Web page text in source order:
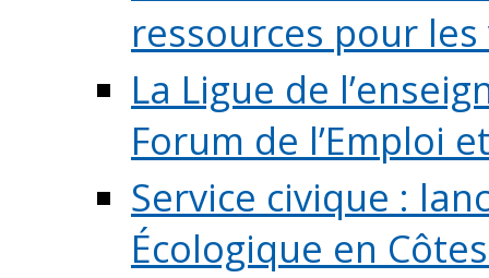
ressources pour
La Ligue de
Forum de l’Emploi
Service civique :
Écologique en